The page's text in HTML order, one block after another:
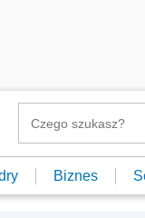
Biznes